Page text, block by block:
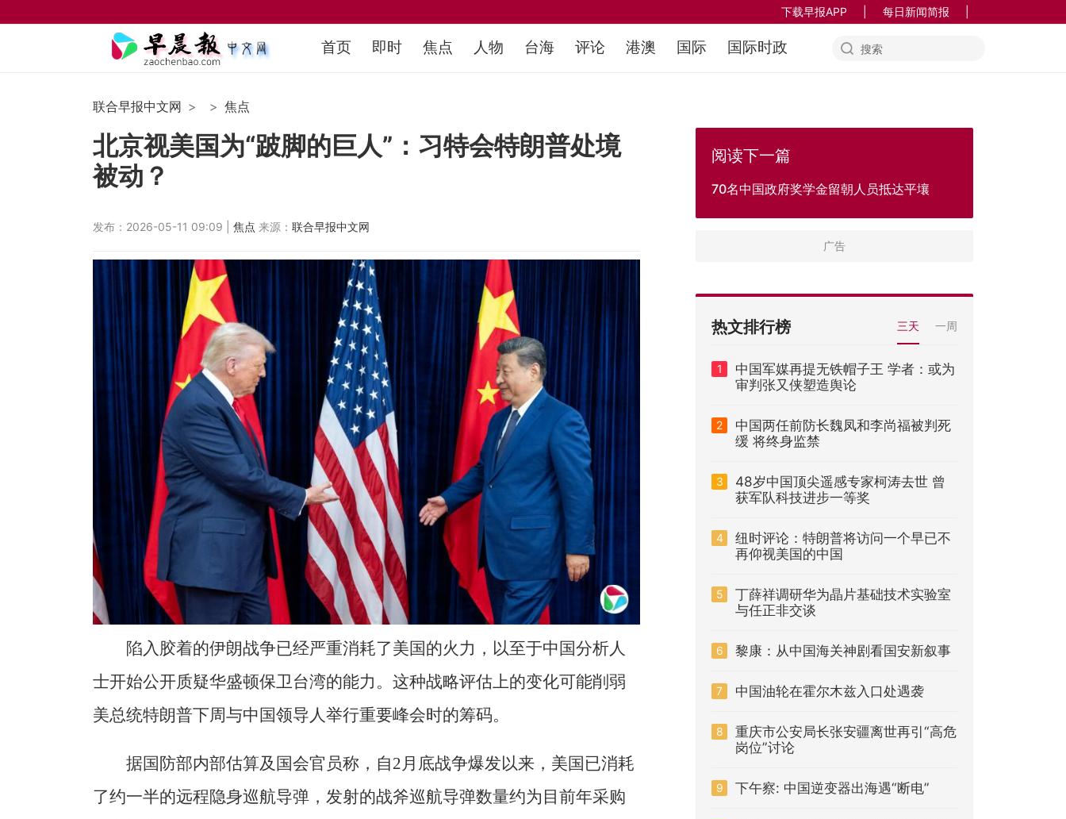
下载早报APP 每日新闻简报
首页 即时 焦点 人物 台海 评论 港澳 国际 国际时政
联合早报中文网 焦点
北京视美国为“跛脚的巨人”：习特会特朗普处境
被动？
发布：2026-05-11 09:09 | 焦点 来源： 联合早报中文网
陷入胶着的伊朗战争已经严重消耗了美国的火力，以至于中国分析人
士开始公开质疑华盛顿保卫台湾的能力。这种战略评估上的变化可能削弱
美总统特朗普下周与中国领导人举行重要峰会时的筹码。
据国防部内部估算及国会官员称，自2月底战争爆发以来，美国已消耗
了约一半的远程隐身巡航导弹，发射的战斧巡航导弹数量约为目前年采购
阅读下一篇
70名中国政府奖学金留朝人员抵达平壤
热文排行榜 三天 一周
1
中国军媒再提无铁帽子王 学者：或为
审判张又侠塑造舆论
2
中国两任前防长魏凤和李尚福被判死
缓 将终身监禁
3
48岁中国顶尖遥感专家柯涛去世 曾
获军队科技进步一等奖
4
纽时评论：特朗普将访问一个早已不
再仰视美国的中国
5
丁薛祥调研华为晶片基础技术实验室
与任正非交谈
6 黎康：从中国海关神剧看国安新叙事
7 中国油轮在霍尔木兹入口处遇袭
8
重庆市公安局长张安疆离世再引“高危
岗位”讨论
9 下午察: 中国逆变器出海遇“断电”